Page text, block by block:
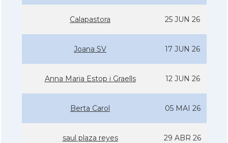
Calapastora 25 JUN 26
Joana SV 17 JUN 26
Anna Maria Estop i Graells 12 JUN 26
Berta Carol 05 MAI 26
saul plaza reyes 29 ABR 26